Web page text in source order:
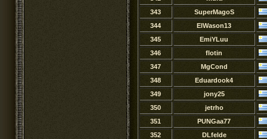
343
SuperMagoS
344
ElWason13
345
EmiYLuu
346
flotin
347
MgCond
348
Eduardook4
349
jony25
350
jetrho
351
PUNGaa77
352
DLfelde